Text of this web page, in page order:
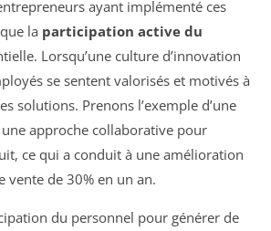
ayant implémenté ces
la participation active du
Lorsqu’une culture d’innovation
se sentent valorisés et motivés à
solutions. Prenons l’exemple d’une
approche collaborative pour
ce qui a conduit à une amélioration
vente de 30% en un an.
du personnel pour générer de